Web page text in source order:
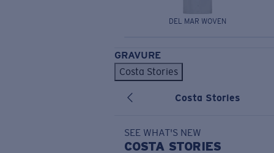
DEL MAR WOVEN
GRAVURE
Costa Stories
Costa Stories
SEE WHAT'S NEW
COSTA STORIES